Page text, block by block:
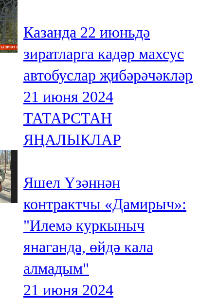
Казанда 22 июньдә
зиратларга кадәр махсус
автобуслар җибәрәчәкләр
21 июня 2024
ТАТАРСТАН
ЯҢАЛЫКЛАР
Яшел Үзәннән
контрактчы «Дамирыч»:
"Илемә куркыныч
янаганда, өйдә кала
алмадым"
21 июня 2024